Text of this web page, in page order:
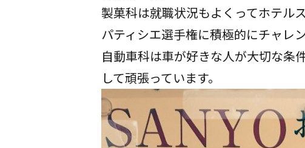
製菓科は就職状況もよくってホテル
パティシエ選手権に積極的にチャレ
自動車科は車が好きな人が大切な条
して頑張っています。